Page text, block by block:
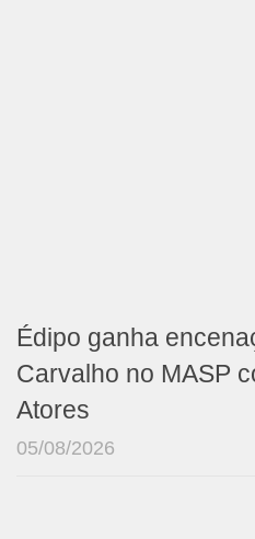
Édipo ganha
Carvalho no MASP
Atores
05/08/2026